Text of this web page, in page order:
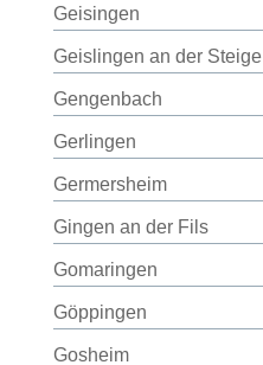
Geisingen
Geislingen an der Steige
Gengenbach
Gerlingen
Germersheim
Gingen an der Fils
Gomaringen
Göppingen
Gosheim